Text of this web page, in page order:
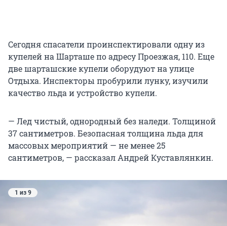
Сегодня спасатели проинспектировали одну из
купелей на Шарташе по адресу Проезжая, 110. Еще
две шарташские купели оборудуют на улице
Отдыха. Инспекторы пробурили лунку, изучили
качество льда и устройство купели.
— Лед чистый, однородный без наледи. Толщиной
37 сантиметров. Безопасная толщина льда для
массовых мероприятий — не менее 25
сантиметров, — рассказал Андрей Куставлянкин.
1 из 9